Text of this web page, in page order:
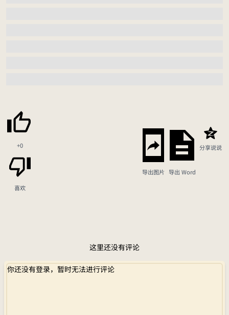
+0
喜欢
导出图片 导出 Word
分享说说
这里还没有评论
你还没有登录，暂时无法进行评论